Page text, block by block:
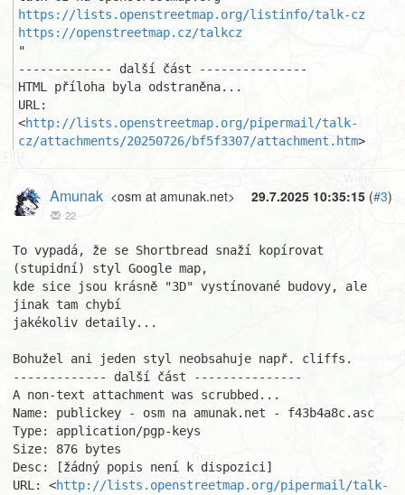
https://lists.openstreetmap.org/listinfo/talk-cz
https://openstreetmap.cz/talkcz
"
------------- další část ---------------
HTML příloha byla odstraněna...
URL:
<http://lists.openstreetmap.org/pipermail/talk-
cz/attachments/20250726/bf5f3307/attachment.htm>
29.7.2025 10:35:15 (#3)
Amunak <osm at amunak.net>
22
To vypadá, že se Shortbread snaží kopírovat
(stupidní) styl Google map,
kde sice jsou krásně "3D" vystínované budovy, ale
jinak tam chybí
jakékoliv detaily...
Bohužel ani jeden styl neobsahuje např. cliffs.
------------- další část ---------------
A non-text attachment was scrubbed...
Name: publickey - osm na amunak.net - f43b4a8c.asc
Type: application/pgp-keys
Size: 876 bytes
Desc: [žádný popis není k dispozici]
URL: <http://lists.openstreetmap.org/pipermail/talk-